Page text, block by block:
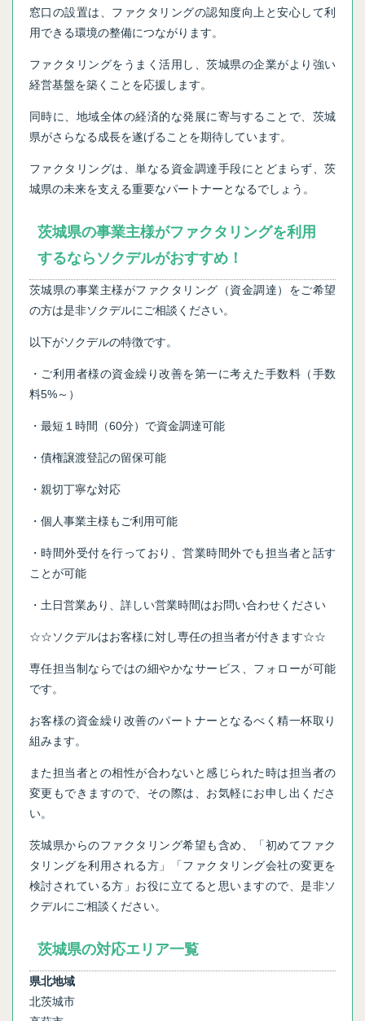
窓口の設置は、ファクタリングの認知度向上と安心して利
用できる環境の整備につながります。
ファクタリングをうまく活用し、茨城県の企業がより強い
経営基盤を築くことを応援します。
同時に、地域全体の経済的な発展に寄与することで、茨城
県がさらなる成長を遂げることを期待しています。
ファクタリングは、単なる資金調達手段にとどまらず、茨
城県の未来を支える重要なパートナーとなるでしょう。
茨城県の事業主様がファクタリングを利用
するならソクデルがおすすめ！
茨城県の事業主様がファクタリング（資金調達）をご希望
の方は是非ソクデルにご相談ください。
以下がソクデルの特徴です。
・ご利用者様の資金繰り改善を第一に考えた手数料（手数
料5%～）
・最短１時間（60分）で資金調達可能
・債権譲渡登記の留保可能
・親切丁寧な対応
・個人事業主様もご利用可能
・時間外受付を行っており、営業時間外でも担当者と話す
ことが可能
・土日営業あり、詳しい営業時間はお問い合わせください
☆☆ソクデルはお客様に対し専任の担当者が付きます☆☆
専任担当制ならではの細やかなサービス、フォローが可能
です。
お客様の資金繰り改善のパートナーとなるべく精一杯取り
組みます。
また担当者との相性が合わないと感じられた時は担当者の
変更もできますので、その際は、お気軽にお申し出くださ
い。
茨城県からのファクタリング希望も含め、「初めてファク
タリングを利用される方」「ファクタリング会社の変更を
検討されている方」お役に立てると思いますので、是非ソ
クデルにご相談ください。
茨城県の対応エリア一覧
県北地域
北茨城市